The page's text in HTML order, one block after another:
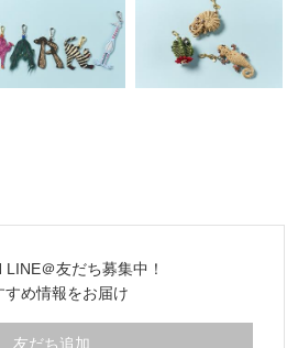
LINE＠友だち募集中！
すめ情報をお届け
友だち追加